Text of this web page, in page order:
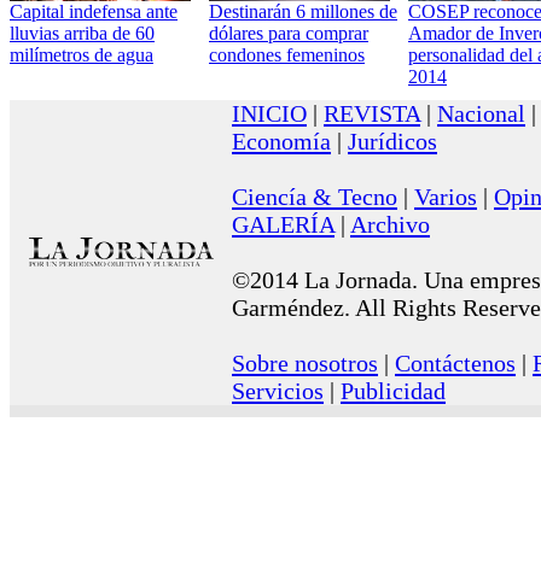
Capital indefensa ante
lluvias arriba de 60
milímetros de agua
Destinarán 6 millones de
dólares para comprar
condones femeninos
COSEP
Amador de
personalidad del
2014
INICIO | REVISTA | Nacional |
Economía | Jurídicos
Ciencía & Tecno | Varios |
GALERÍA | Archivo
©2014 La Jornada. Una
Garméndez. All Rights
Sobre nosotros | Contáctenos |
Servicios | Publicidad